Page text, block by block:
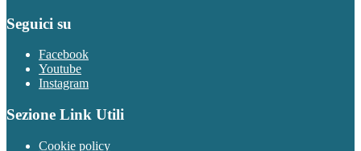
Seguici su
Facebook
Youtube
Instagram
Sezione Link Utili
Cookie policy